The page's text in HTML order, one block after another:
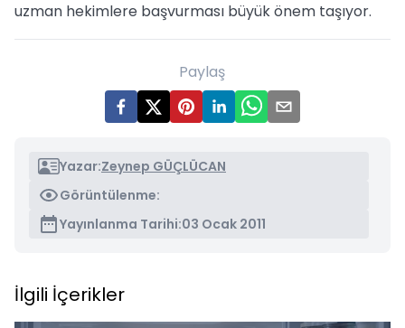
uzman hekimlere başvurması büyük önem taşıyor.
Paylaş
Yazar:Zeynep GÜÇLÜCAN
Görüntülenme:
Yayınlanma Tarihi:03 Ocak 2011
İlgili İçerikler